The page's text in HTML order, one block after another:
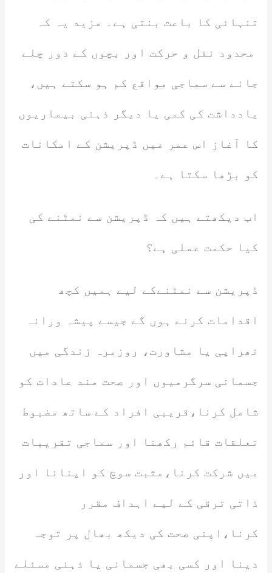
تنہائی کا باعث بنتی ہے۔ مزید یہ کہ
محدود نقل و حرکت اور بچوں کے دور چلے
جانے سے سماجی مواقع کم ہو سکتے ہیں،
یادداشت کی کمی یا دیگر ذہنی بیماریوں
کا آغاز اس عمر میں ڈپریشن کے امکانات
کو بڑھا سکتا ہے۔
اب دیکھتے ہیں کہ ڈپریشن سے نمٹنے کی
کیا حکمت عملی ہے؟
ڈپریشن سے نمٹنےکے لیے ہمیں کچھ
اقدامات کرنے ہوں گے جیسے پیشہ ورانہ
تھراپی یا مشاورت، روزمرہ زندگی میں
جسمانی سرگرمیوں اور صحت مند عادات کو
شامل کرنا،قریبی افراد کے ساتھ مضبوط
تعلقات قائم رکھنا اور سماجی تقریبات
میں شرکت کرنا،مثبت سوچ کو اپنانا اور
ذاتی ترقی کے لیے اہداف مقرر
کرنا،اپنی صحت کی دیکھ بھال پر توجہ
دینا اور کسی بھی جسمانی یا ذہنی مسئلے